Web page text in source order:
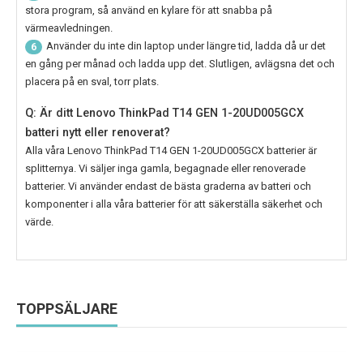
stora program, så använd en kylare för att snabba på
värmeavledningen.
6
Använder du inte din laptop under längre tid, ladda då ur det
en gång per månad och ladda upp det. Slutligen, avlägsna det och
placera på en sval, torr plats.
Q: Är ditt Lenovo ThinkPad T14 GEN 1-20UD005GCX
batteri nytt eller renoverat?
Alla våra Lenovo ThinkPad T14 GEN 1-20UD005GCX batterier är
splitternya. Vi säljer inga gamla, begagnade eller renoverade
batterier. Vi använder endast de bästa graderna av batteri och
komponenter i alla våra batterier för att säkerställa säkerhet och
värde.
TOPPSÄLJARE